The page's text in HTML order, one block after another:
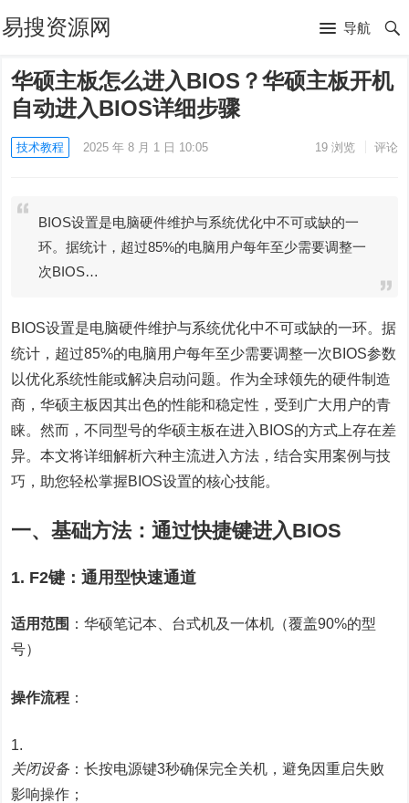
易搜资源网 导航
华硕主板怎么进入BIOS？华硕主板开机
自动进入BIOS详细步骤
技术教程 2025 年 8 月 1 日 10:05 19浏览 评论
BIOS设置是电脑硬件维护与系统优化中不可或缺的一
环。据统计，超过85%的电脑用户每年至少需要调整一
次BIOS…
BIOS设置是电脑硬件维护与系统优化中不可或缺的一环。据
统计，超过85%的电脑用户每年至少需要调整一次BIOS参数
以优化系统性能或解决启动问题。作为全球领先的硬件制造
商，华硕主板因其出色的性能和稳定性，受到广大用户的青
睐。然而，不同型号的华硕主板在进入BIOS的方式上存在差
异。本文将详细解析六种主流进入方法，结合实用案例与技
巧，助您轻松掌握BIOS设置的核心技能。
一、基础方法：通过快捷键进入BIOS
1. F2键：通用型快速通道
适用范围 ：华硕笔记本、台式机及一体机（覆盖90%的型
号）
操作流程 ：
关闭设备：长按电源键3秒确保完全关机，避免因重启失败
影响操作；